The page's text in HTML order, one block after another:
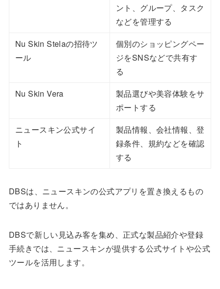
ント、グループ、タスク
などを管理する
Nu Skin Stelaの招待ツ
ール
個別のショッピングペー
ジをSNSなどで共有す
る
Nu Skin Vera
製品選びや美容体験をサ
ポートする
ニュースキン公式サイ
ト
製品情報、会社情報、登
録条件、規約などを確認
する
DBSは、ニュースキンの公式アプリを置き換えるもの
ではありません。
DBSで新しい見込み客を集め、正式な製品紹介や登録
手続きでは、ニュースキンが提供する公式サイトや公式
ツールを活用します。